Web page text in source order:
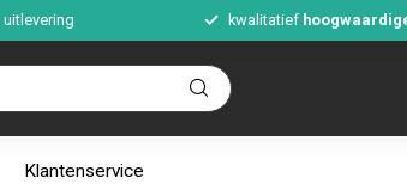
uitlevering kwalitatief
Klantenservice